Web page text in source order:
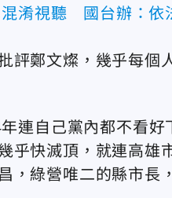
淆視聽 國台辦：依
評鄭文燦，幾乎每個
連自己黨內都不看
乎快滅頂，就連高雄
，綠營唯二的縣市長